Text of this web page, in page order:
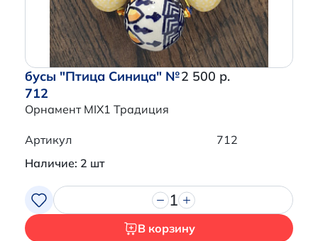
бусы "Птица Синица" №
712
Орнамент MIX1 Традиция
2 500 р.
Артикул
712
Наличие: 2 шт
1
В корзину